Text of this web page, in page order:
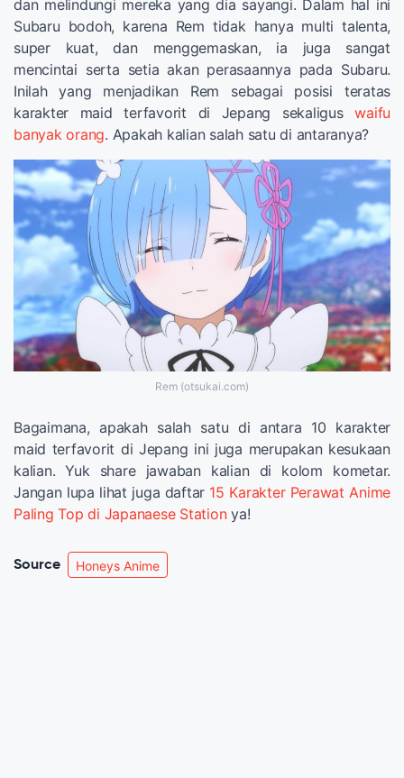
dan melindungi mereka yang dia sayangi. Dalam hal ini
Subaru bodoh, karena Rem tidak hanya multi talenta,
super kuat, dan menggemaskan, ia juga sangat
mencintai serta setia akan perasaannya pada Subaru.
Inilah yang menjadikan Rem sebagai posisi teratas
karakter maid terfavorit di Jepang sekaliguswaifu
banyak orang. Apakah kalian salah satu di antaranya?
Rem (otsukai.com)
Bagaimana, apakah salah satu di antara 10 karakter
maid terfavorit di Jepang ini juga merupakan kesukaan
kalian. Yuk share jawaban kalian di kolom kometar.
Jangan lupa lihat juga daftar 15 Karakter Perawat Anime
Paling Top di Japanaese Stationya!
Source Honeys Anime